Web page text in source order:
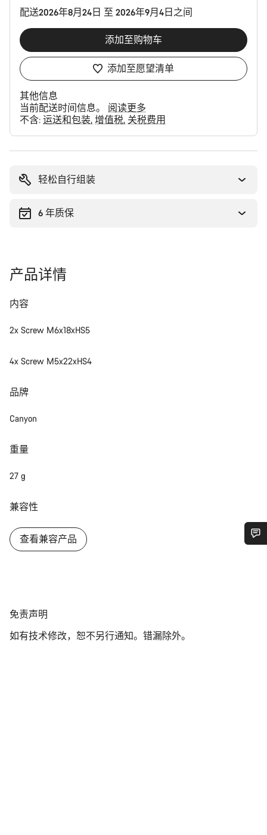
配送2026年8月24日 至 2026年9月4日之间
添加至购物车
添加至愿望清单
其他信息
当前配送时间信息。 阅读更多
不含: 运送和包装 增值税 关税费用
轻松自行组装
6 年质保
产品详情
内容
2x Screw M6x18xHS5
4x Screw M5x22xHS4
品牌
Canyon
重量
27 g
兼容性
查看兼容产品
免
声
免责声明
如有技术修改，恕不另行通知。错漏除外。
您需要帮助吗？